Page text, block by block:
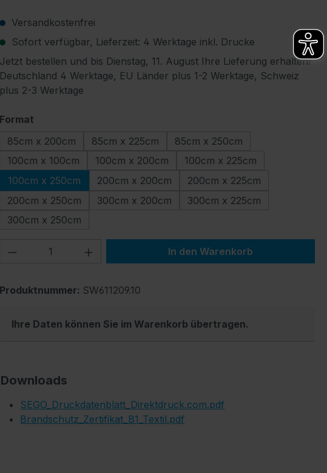
Versandkostenfrei
Sofort verfügbar, Lieferzeit: 4 Werktage inkl. Drucke
Jetzt bestellen und bis Dienstag, 11. August Ihre Lieferung erhalten!
Deutschland 4 Werktage, EU Länder plus 1-2 Werktage, Schweiz
plus 2-3 Werktage
Format
85cm x 200cm
85cm x 225cm
85cm x 250cm
100cm x 100cm
100cm x 200cm
100cm x 225cm
100cm x 250cm
200cm x 200cm
200cm x 225cm
200cm x 250cm
300cm x 200cm
300cm x 225cm
300cm x 250cm
Produkt Anzahl: Gib den gewünschten Wert
In den Warenkorb
Produktnummer: SW611209.10
Ihre Daten können Sie im Warenkorb übertragen.
Downloads
SEGO_Druckdatenblatt_Direktdruck.com.pdf
Brandschutz_Zertifikat_B1_Textil.pdf